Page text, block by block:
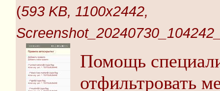
(593 KB, 1100x2442,
Помощь
отфильтровать